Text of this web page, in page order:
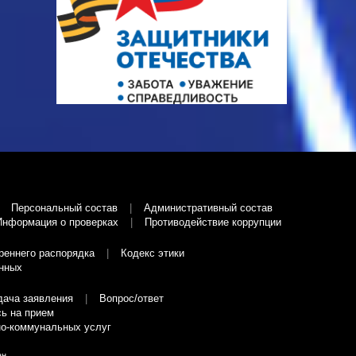
Персональный состав
Административный состав
о проверках
Противодействие коррупции
распорядка
Кодекс этики
заявления
Вопрос/ответ
на прием
коммунальных услуг